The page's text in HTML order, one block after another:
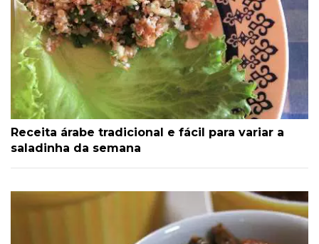
Receita árabe tradicional e fácil para variar a
saladinha da semana